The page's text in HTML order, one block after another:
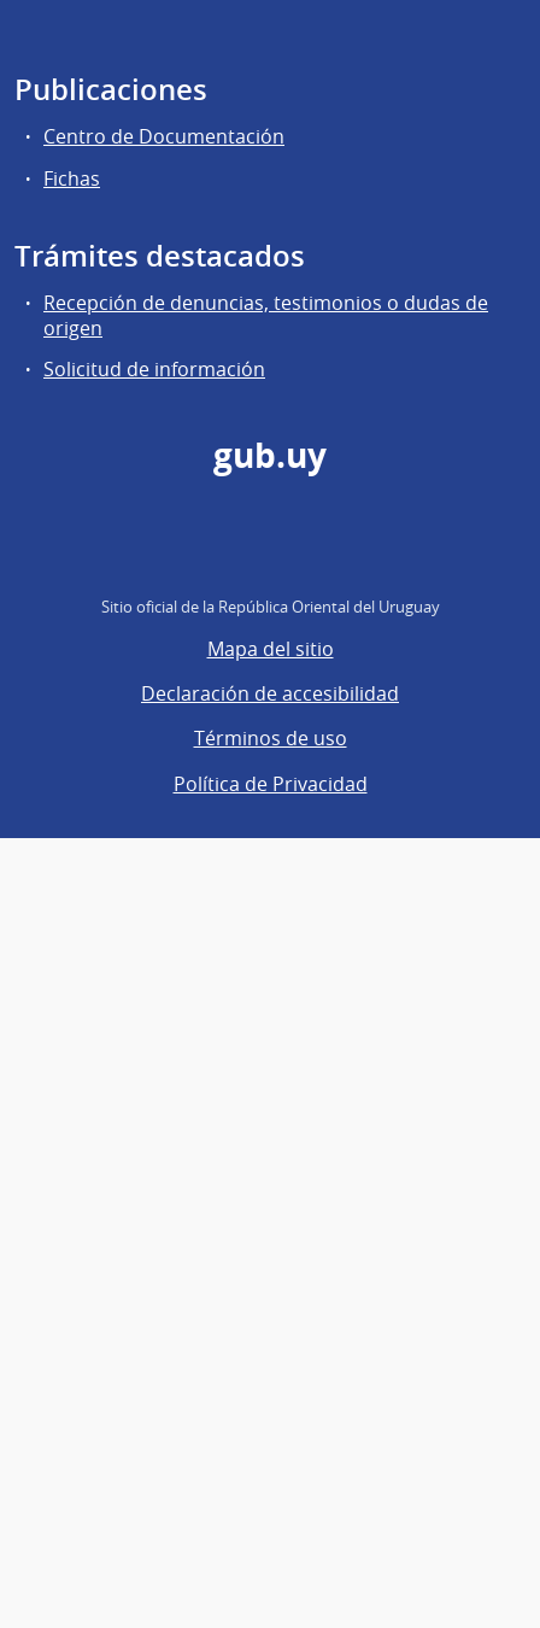
Publicaciones
Centro de Documentación
Fichas
Trámites destacados
Recepción de denuncias, testimonios o dudas de
origen
Solicitud de información
gub.uy
Sitio oficial de la República Oriental del Uruguay
Mapa del sitio
Declaración de accesibilidad
Términos de uso
Política de Privacidad